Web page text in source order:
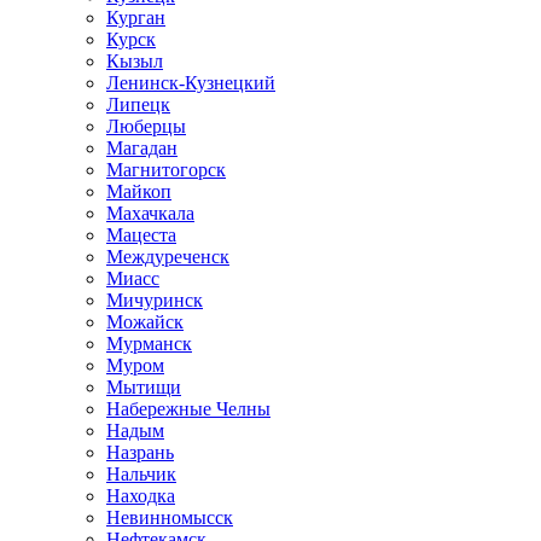
Курган
Курск
Кызыл
Ленинск-Кузнецкий
Липецк
Люберцы
Магадан
Магнитогорск
Майкоп
Махачкала
Мацеста
Междуреченск
Миасс
Мичуринск
Можайск
Мурманск
Муром
Мытищи
Набережные Челны
Надым
Назрань
Нальчик
Находка
Невинномысск